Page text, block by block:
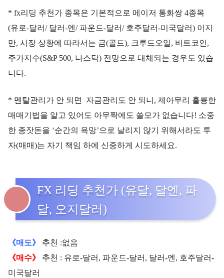
* fx리딩 추천가 종목은 기본적으로 메이저 통화쌍 4종목
(유로-달러/ 달러-엔/ 파운드-달러/ 호주달러-미국달러) 이지
만, 시장 상황에 따라서는 금(골드), 크루드오일, 비트코인,
주가지수(S&P 500, 나스닥) 전망으로 대체되는 경우도 있습
니다.
* 멘탈관리가 안 되면 자금관리도 안 되니, 제아무리 훌륭한
매매기법을 알고 있어도 아무짝에도 쓸모가 없습니다! 소중
한 종잣돈을 ‘순간의 욕망’으로 날리지 않기 위해서라도 투
자(매매)는 자기 책임 하에 신중하게 시도하세요.
FX 리딩 추천가 (유달, 달엔, 파
달, 오지달러)
《매도》
추천 :없음
《매수》
추천 : 유로-달러, 파운드-달러, 달러-엔, 호주달러-
미국달러